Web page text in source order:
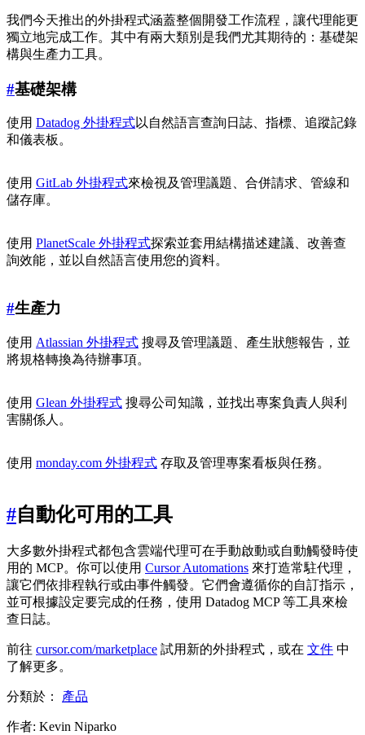
我們今天推出的外掛程式涵蓋整個開發工作流程，讓代理能更
獨立地完成工作。其中有兩大類別是我們尤其期待的：基礎架
構與生產力工具。
#基礎架構
使用 Datadog 外掛程式以自然語言查詢日誌、指標、追蹤記錄
和儀表板。
使用 GitLab 外掛程式來檢視及管理議題、合併請求、管線和
儲存庫。
使用 PlanetScale 外掛程式探索並套用結構描述建議、改善查
詢效能，並以自然語言使用您的資料。
#生產力
使用 Atlassian 外掛程式 搜尋及管理議題、產生狀態報告，並
將規格轉換為待辦事項。
使用 Glean 外掛程式 搜尋公司知識，並找出專案負責人與利
害關係人。
使用 monday.com 外掛程式 存取及管理專案看板與任務。
#自動化可用的工具
大多數外掛程式都包含雲端代理可在手動啟動或自動觸發時使
用的 MCP。你可以使用 Cursor Automations 來打造常駐代理，
讓它們依排程執行或由事件觸發。它們會遵循你的自訂指示，
並可根據設定要完成的任務，使用 Datadog MCP 等工具來檢
查日誌。
前往 cursor.com/marketplace 試用新的外掛程式，或在 文件 中
了解更多。
分類於： 產品
作者: Kevin Niparko